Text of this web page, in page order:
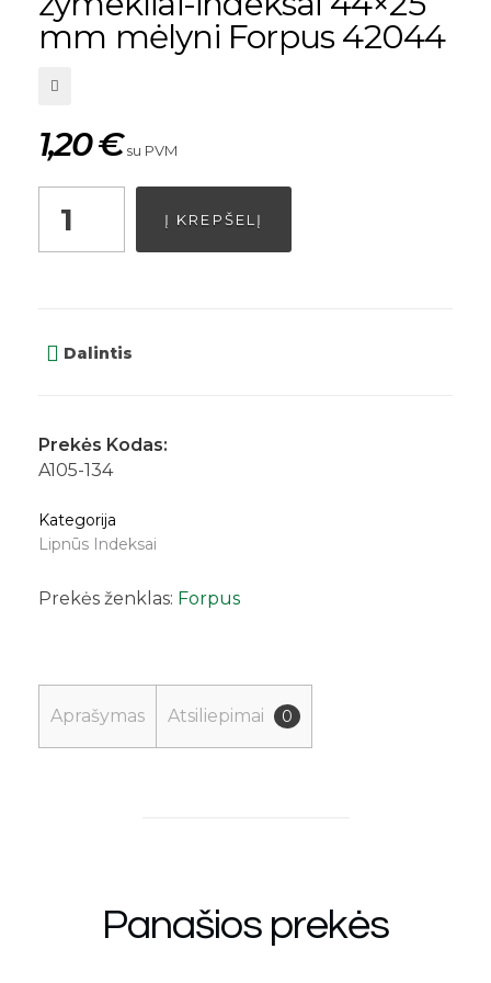
mm mėlyni Forpus 42044
1,20€ su PVM
Į KREPŠELĮ
Dalintis
Prekės Kodas:
A105-134
Kategorija
Lipnūs Indeksai
Prekės ženklas: Forpus
Aprašymas Atsiliepimai 0
Panašios prekės